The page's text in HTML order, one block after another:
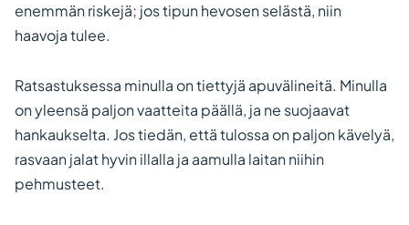
enemmän riskejä; jos tipun hevosen selästä, niin
haavoja tulee.
Ratsastuksessa minulla on tiettyjä apuvälineitä. Minulla
on yleensä paljon vaatteita päällä, ja ne suojaavat
hankaukselta. Jos tiedän, että tulossa on paljon kävelyä,
rasvaan jalat hyvin illalla ja aamulla laitan niihin
pehmusteet.